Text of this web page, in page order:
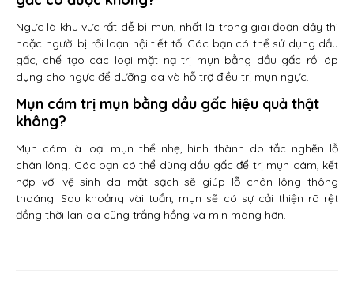
Ngực là khu vực rất dễ bị mụn, nhất là trong giai đoạn dậy thì
hoặc người bị rối loạn nội tiết tố. Các bạn có thể sử dụng dầu
gấc, chế tạo các loại mặt nạ trị mụn bằng dầu gấc rồi áp
dụng cho ngực để dưỡng da và hỗ trợ điều trị mụn ngực.
Mụn cám trị mụn bằng dầu gấc hiệu quả thật
không?
Mụn cám là loại mụn thể nhẹ, hình thành do tắc nghẽn lỗ
chân lông. Các bạn có thể dùng dầu gấc để trị mụn cám, kết
hợp với vệ sinh da mặt sạch sẽ giúp lỗ chân lông thông
thoáng. Sau khoảng vài tuần, mụn sẽ có sự cải thiện rõ rệt
đồng thời lan da cũng trắng hồng và mịn màng hơn.